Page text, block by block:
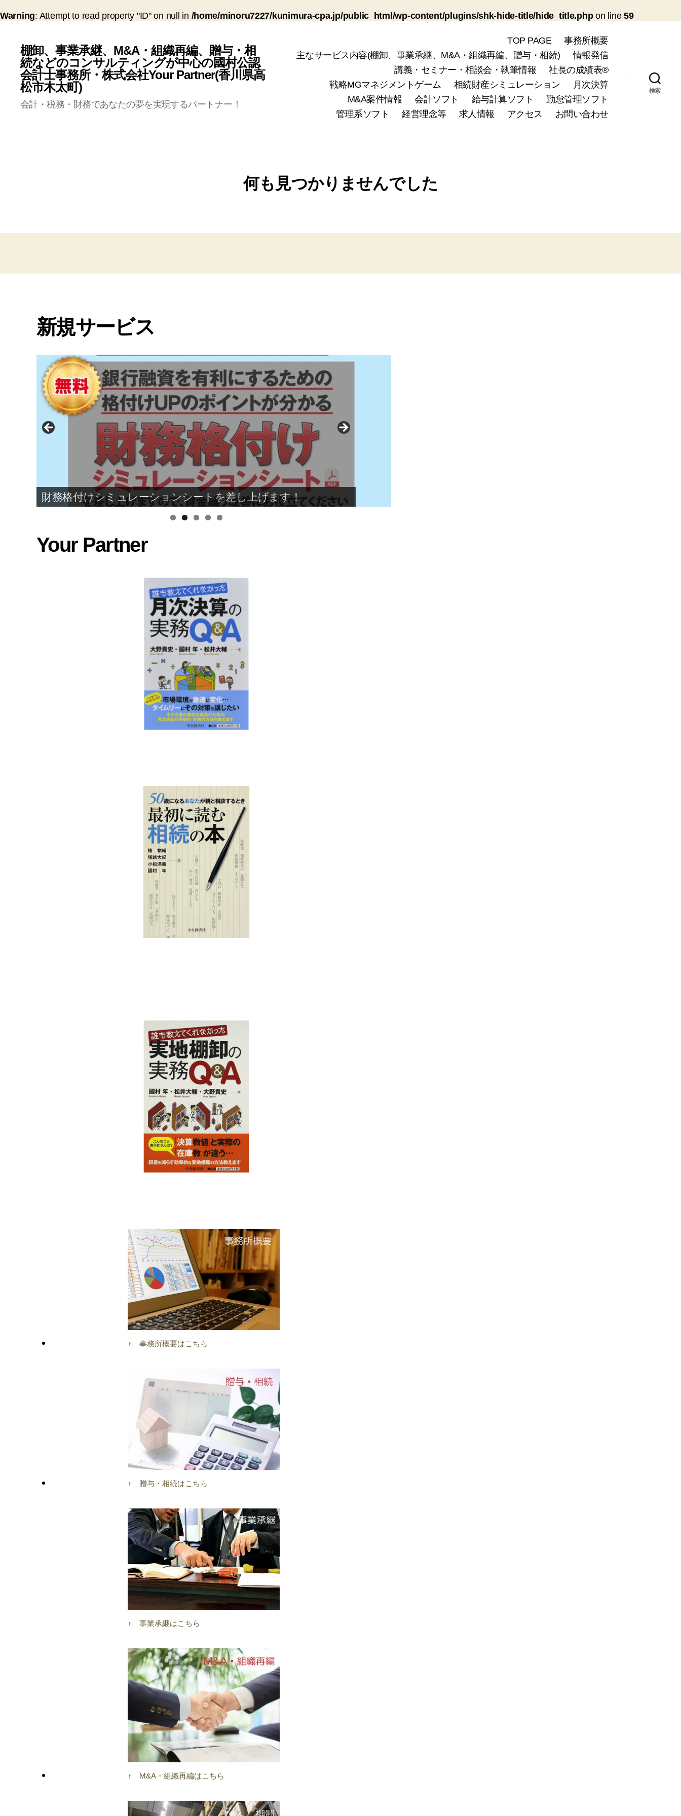
Warning: Attempt to read property "ID" on null in /home/minoru7227/kunimura-cpa.jp/public_html/wp-content/plugins/shk-hide-title/hide_title.phpon line 59
棚卸、事業承継、M&A・組織再編、贈与・相
続などのコンサルティングが中心の國村公認
会計士事務所・株式会社Your Partner(香川県高
松市木太町)
会計・税務・財務であなたの夢を実現するパートナー！
TOP PAGE
事務所概要
主なサービス内容(棚卸、事業承継、M&A・組織再編、贈与・相続)
情報発信
講義・セミナー・相談会・執筆情報
社長の成績表®
戦略MGマネジメントゲーム
相続財産シミュレーション
月次決算
M&A案件情報
会計ソフト 給与計算ソフト
勤怠管理ソフト
管理系ソフト
経営理念等 求人情報 アクセス お問い合わせ
検索
何も見つかりませんでした
新規サービス
社長の成績表を見てみませんか？
Your Partner
↑ 事務所概要はこちら
↑ 贈与・相続はこちら
↑ 事業承継はこちら
↑ M&A・組織再編はこちら